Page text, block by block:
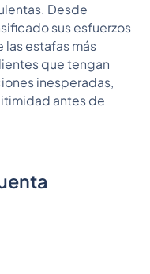
Desde
sus esfuerzos
estafas más
que tengan
inesperadas,
antes de